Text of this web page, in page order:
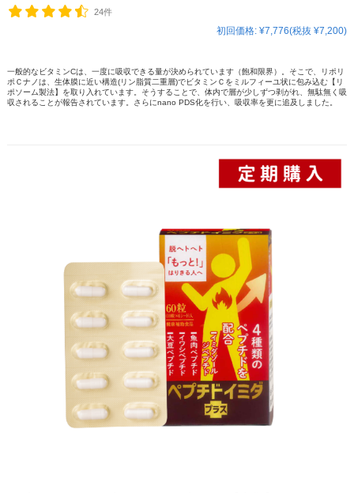
24件
初回価格: ¥7,776(税抜 ¥7,200)
一般的なビタミンCは、一度に吸収できる量が決められています（飽和限界）。そこで、リポリ
ポＣナノは、生体膜に近い構造(リン脂質二重層)でビタミンＣをミルフィーユ状に包み込む【リ
ポソーム製法】を取り入れています。そうすることで、体内で層が少しずつ剥がれ、無駄無く吸
収されることが報告されています。さらにnano PDS化を行い、吸収率を更に追及しました。